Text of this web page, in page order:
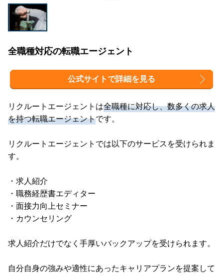
全職種対応の転職エージェント
公式サイトで詳細を見る
リクルートエージェントは全職種に対応し、数多くの求人
を持つ転職エージェントです。
リクルートエージェントでは以下のサービスを受けられま
す。
・求人紹介
・職務経歴書エディター
・面接力向上セミナー
・カウンセリング
求人紹介だけでなく手厚いバックアップを受けられます。
自分自身の強みや適性にあったキャリアプランを提案して